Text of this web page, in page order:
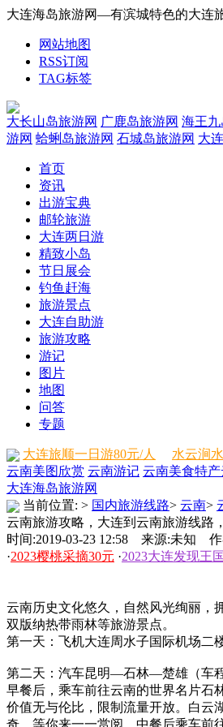
大连海岛旅游网—有滨城特色的大连
网站地图
RSS订阅
TAG标签
大长山岛旅游网 广鹿岛旅游网 海王九
游网 蛤蜊岛旅游网 石城岛旅游网 大
首页
资讯
出游宝典
邮轮旅游
大连两日游
精致小岛
节日展会
钓鱼赶海
旅游景点
大连自助游
旅游攻略
游记
图片
地图
问答
专题
大连旅顺一日游80元/人 水云涧
云南美图欣赏 云南游记 云南美食特产
大连海岛旅游网
当前位置: > 国内旅游线路> 云南>
云南旅游攻略，大连到云南旅游线路
时间:2019-03-23 12:58 来源:未知
·2023樱桃采摘30元 ·2023大连发现王国
云南历史文化悠久，自然风光绚丽，
双版纳热带雨林等旅游景点。
第一天：飞机大连周水子国际机场二
第二天：汽车昆明—石林—楚雄（车
早餐后，乘车前往云南的世界名片石
价值无与伦比，限制流量开放。白云
奇，等你来一一赏阅。中餐后乘车前